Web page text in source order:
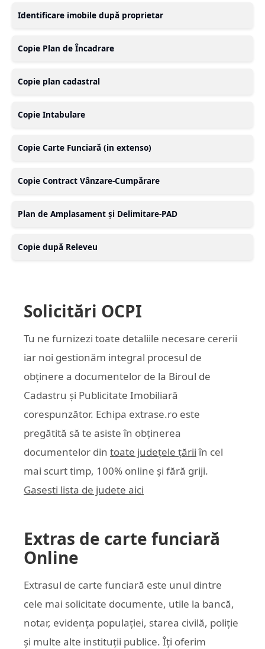
Identificare imobile după proprietar
Copie Plan de Încadrare
Copie plan cadastral
Copie Intabulare
Copie Carte Funciară (in extenso)
Copie Contract Vânzare-Cumpărare
Plan de Amplasament și Delimitare-PAD
Copie după Releveu
Solicitări OCPI
Tu ne furnizezi toate detaliile necesare cererii
iar noi gestionăm integral procesul de
obținere a documentelor de la Biroul de
Cadastru și Publicitate Imobiliară
corespunzător. Echipa extrase.ro este
pregătită să te asiste în obținerea
documentelor din toate județele țării în cel
mai scurt timp, 100% online și fără griji.
Gasesti lista de judete aici
Extras de carte funciară
Online
Extrasul de carte funciară este unul dintre
cele mai solicitate documente, utile la bancă,
notar, evidența populației, starea civilă, poliție
și multe alte instituții publice. Îți oferim